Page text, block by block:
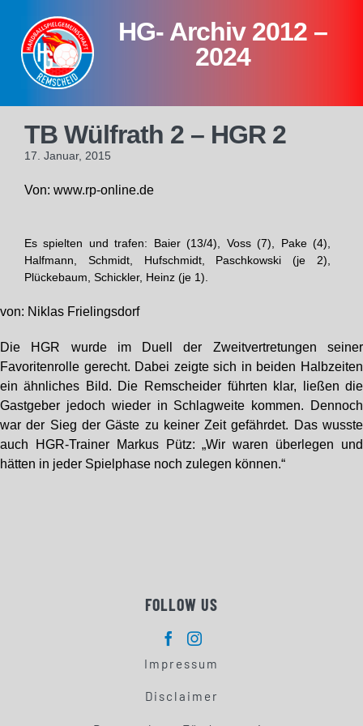
content
HG- Archiv 2012 –
2024
TB Wülfrath 2 – HGR 2
17. Januar, 2015
Von: www.rp-online.de
Es spielten und trafen: Baier (13/4), Voss (7), Pake (4),
Halfmann, Schmidt, Hufschmidt, Paschkowski (je 2),
Plückebaum, Schickler, Heinz (je 1).
von: Niklas Frielingsdorf
Die HGR wurde im Duell der Zweitvertretungen seiner
Favoritenrolle gerecht. Dabei zeigte sich in beiden Halbzeiten
ein ähnliches Bild. Die Remscheider führten klar, ließen die
Gastgeber jedoch wieder in Schlagweite kommen. Dennoch
war der Sieg der Gäste zu keiner Zeit gefährdet. Das wusste
auch HGR-Trainer Markus Pütz: „Wir waren überlegen und
hätten in jeder Spielphase noch zulegen können.“
FOLLOW US
Impressum
Disclaimer